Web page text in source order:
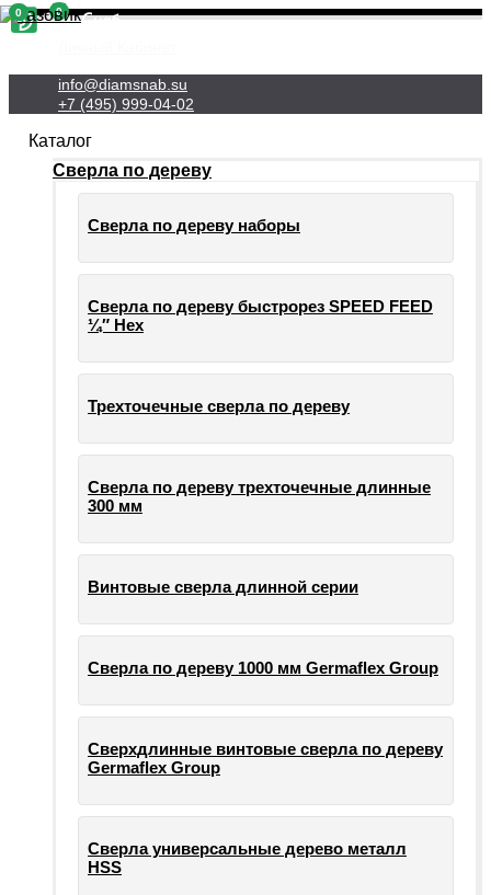
info@diamsnab.su
+7 (495) 999-04-02
0
Каталог
Сверла по дереву
Сверла по дереву наборы
Сверла по дереву быстрорез SPEED FEED
¼″ Hex
Трехточечные сверла по дереву
Сверла по дереву трехточечные длинные
300 мм
Винтовые сверла длинной серии
Сверла по дереву 1000 мм Germaflex Group
Сверхдлинные винтовые сверла по дереву
Germaflex Group
Сверла универсальные дерево металл
HSS
0